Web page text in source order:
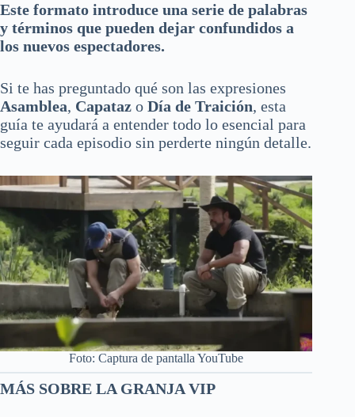
Este formato introduce una serie de palabras
y términos que pueden dejar confundidos a
los nuevos espectadores.
Si te has preguntado qué son las expresiones
Asamblea, Capataz o Día de Traición, esta
guía te ayudará a entender todo lo esencial para
seguir cada episodio sin perderte ningún detalle.
Foto: Captura de pantalla YouTube
MÁS SOBRE LA GRANJA VIP